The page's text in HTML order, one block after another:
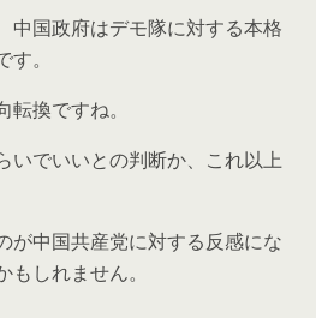
中国政府はデモ隊に対する本格
。
換ですね。
いでいいとの判断か、これ以上
が中国共産党に対する反感にな
しれません。